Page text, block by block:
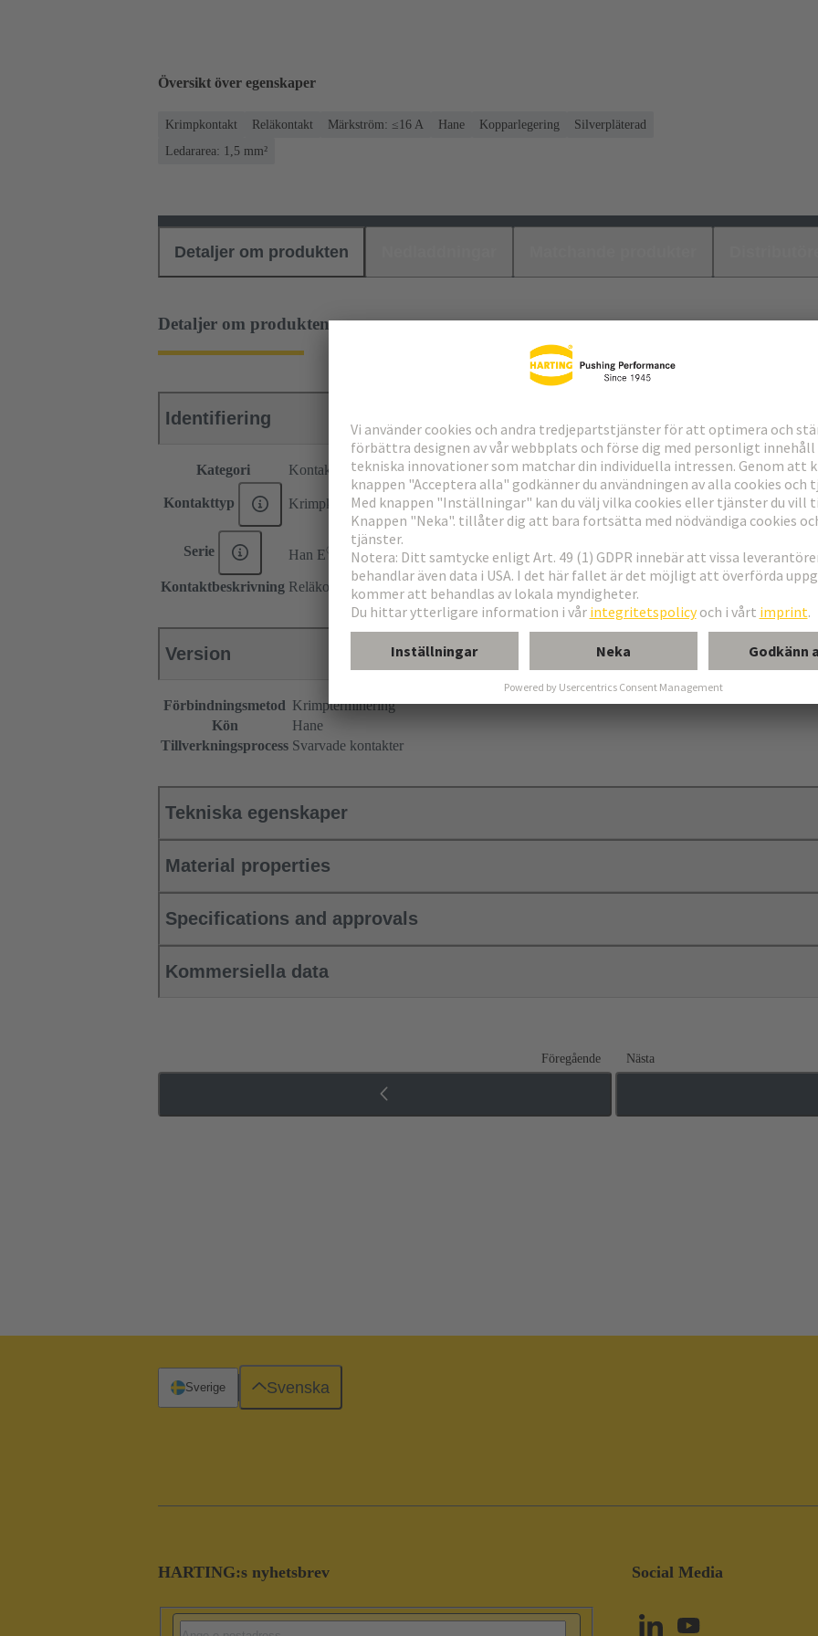
Översikt över egenskaper
Krimpkontakt Reläkontakt Märkström: ≤16 A Hane Kopparlegering
Silverpläterad
Ledararea: 1,5 mm²
Detaljer om produkten
Detaljer om produkten
Identifiering
Kategori Kontakter
Kontakttyp Krimpkontakt
Serie Han E®
Kontaktbeskrivning Reläkontakt
Version
Förbindningsmetod Krimpterminering
Kön
Hane
Tillverkningsprocess Svarvade kontakter
Tekniska egenskaper
Material properties
Specifications and approvals
Kommersiella data
Föregående Nästa
HARTING:s nyhetsbrev Social Media
Sverige Svenska